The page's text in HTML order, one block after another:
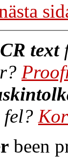
text
fel?
been